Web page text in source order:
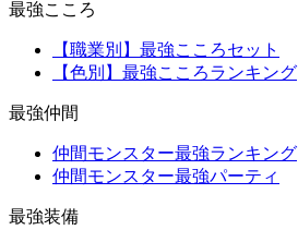
最強こころ
【職業別】最強こころセット
【色別】最強こころランキング
最強仲間
仲間モンスター最強ランキング
仲間モンスター最強パーティ
最強装備